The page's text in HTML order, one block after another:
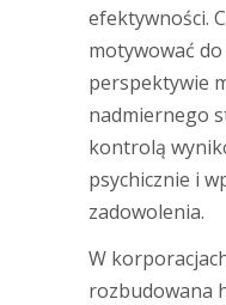
efektywności.
motywować do
perspektywie
nadmiernego
kontrolą
psychicznie i
zadowolenia.
W
rozbudowana